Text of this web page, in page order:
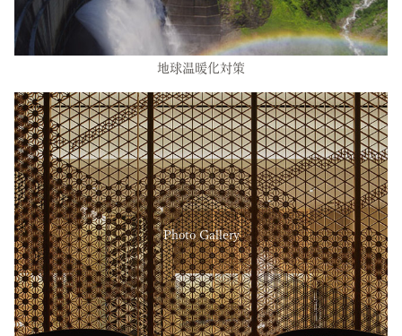
地球温暖化対策
Photo Gallery